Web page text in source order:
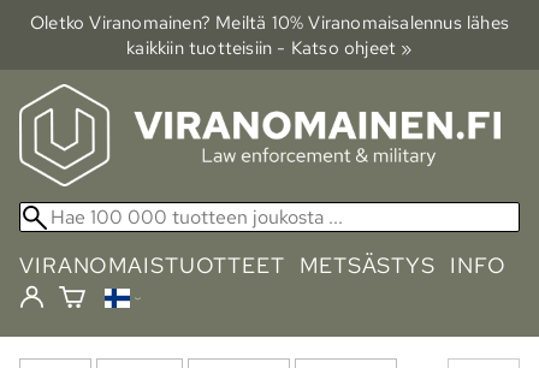
Oletko Viranomainen? Meiltä 10% Viranomais­alennus lähes
kaikkiin tuotteisiin - Katso ohjeet »
VIRANOMAISTUOTTEET METSÄSTYS INFO